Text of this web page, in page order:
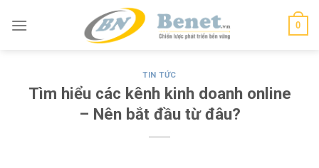
0
TIN TỨC
Tìm hiểu các kênh kinh doanh online
– Nên bắt đầu từ đâu?